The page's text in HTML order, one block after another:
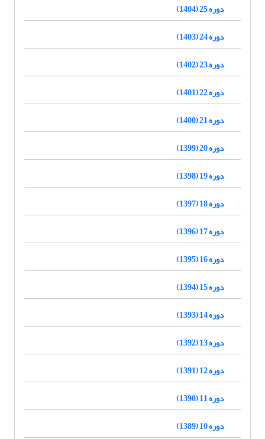
دوره 25 (1404)
دوره 24 (1403)
دوره 23 (1402)
دوره 22 (1401)
دوره 21 (1400)
دوره 20 (1399)
دوره 19 (1398)
دوره 18 (1397)
دوره 17 (1396)
دوره 16 (1395)
دوره 15 (1394)
دوره 14 (1393)
دوره 13 (1392)
دوره 12 (1391)
دوره 11 (1390)
دوره 10 (1389)